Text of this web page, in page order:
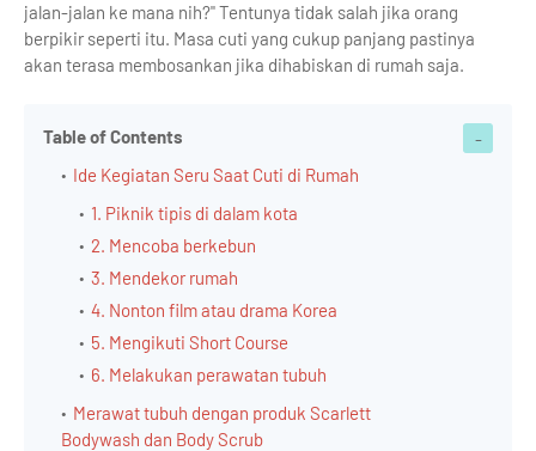
jalan-jalan ke mana nih?" Tentunya tidak salah jika orang
berpikir seperti itu. Masa cuti yang cukup panjang pastinya
akan terasa membosankan jika dihabiskan di rumah saja.
Table of Contents
Ide Kegiatan Seru Saat Cuti di Rumah
1. Piknik tipis di dalam kota
2. Mencoba berkebun
3. Mendekor rumah
4. Nonton film atau drama Korea
5. Mengikuti Short Course
6. Melakukan perawatan tubuh
Merawat tubuh dengan produk Scarlett
Bodywash dan Body Scrub